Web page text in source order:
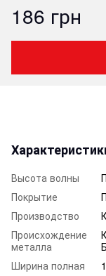
186 грн
Высота волны
Покрытие
Производство
Происхождение
металла
Ширина полная